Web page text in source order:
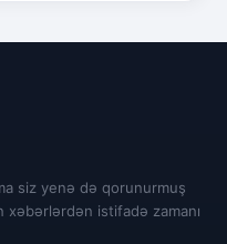
siz yenə də qorunurmuş
xəbərlərdən istifadə zamanı